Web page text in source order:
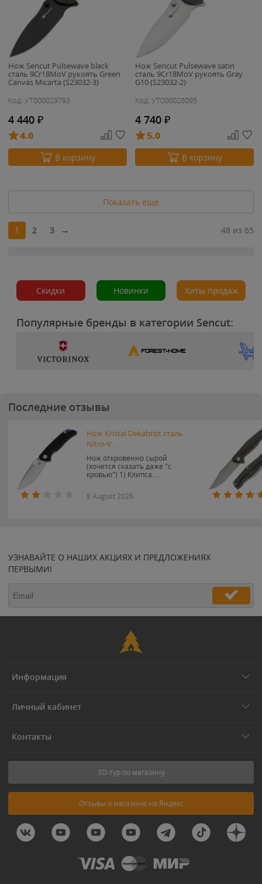
Нож Sencut Pulsewave black
сталь 9Cr18MoV рукоять Green
Canvas Micarta (S23032-3)
Код: УТ000029793
4 440 ₽
4.0
В корзину
Нож Sencut Pulsewave satin
сталь 9Cr18MoV рукоять Gray
G10 (S23032-2)
Код: УТ000028095
4 740 ₽
5.0
В корзину
Показать еще
1 2 3 → 48 из 65
Скидки Новинки Хиты продаж
Популярные бренды в категории Sencut:
Последние отзывы
Нож Kristal Dekabrist сталь
Nitro-V...
Нож откровенно сырой
(хочется сказать даже "с
кровью") 1) Клипса....
8 August 2026
УЗНАВАЙТЕ О НАШИХ АКЦИЯХ И ПРЕДЛОЖЕНИЯХ
ПЕРВЫМИ!
Информация
Личный кабинет
Контакты
3D-тур по магазину
Отзывы о магазине на Яндекс